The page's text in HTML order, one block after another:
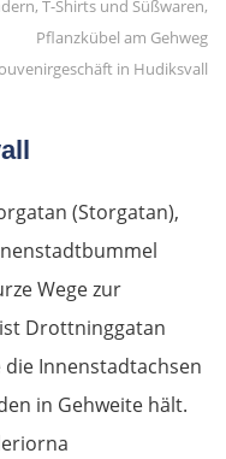
in Hudiksvall
(Storgatan),
Wege zur
Drottninggatan
Innenstadtachsen
in Gehweite hält.